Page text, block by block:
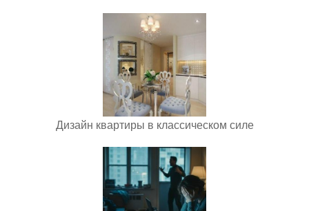
Дизайн квартиры в классическом силе